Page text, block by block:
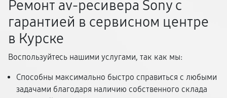
Ремонт av-ресивера Sony с
гарантией в сервисном центре
в Курске
Воспользуйтесь нашими услугами, так как мы:
Способны максимально быстро справиться с любыми
задачами благодаря наличию собственного склада